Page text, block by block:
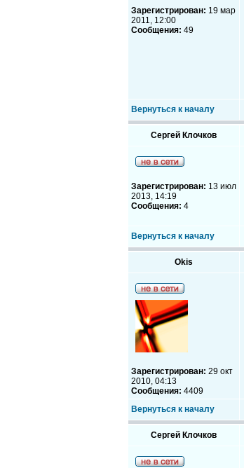
Зарегистрирован: 19 мар
2011, 12:00
Сообщения: 49
Вернуться к началу
Сергей Клочков
Зарегистрирован: 13 июл
2013, 14:19
Сообщения: 4
Вернуться к началу
Okis
Зарегистрирован: 29 окт
2010, 04:13
Сообщения: 4409
Вернуться к началу
Сергей Клочков